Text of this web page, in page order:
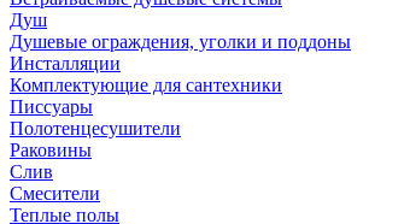
Душ
Душевые ограждения, уголки и поддоны
Инсталляции
Комплектующие для сантехники
Писсуары
Полотенцесушители
Раковины
Слив
Смесители
Теплые полы